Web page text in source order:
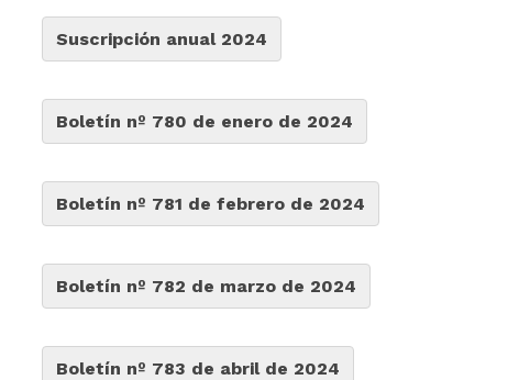
Suscripción anual 2024
Boletín nº 780 de enero de 2024
Boletín nº 781 de febrero de 2024
Boletín nº 782 de marzo de 2024
Boletín nº 783 de abril de 2024